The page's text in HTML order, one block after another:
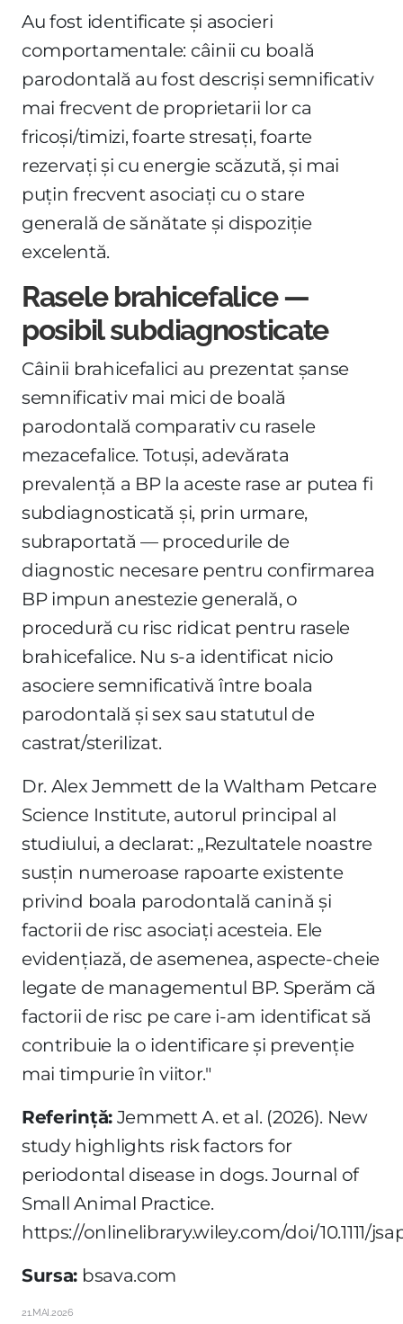
Au fost identificate și asocieri
comportamentale: câinii cu boală
parodontală au fost descriși semnificativ
mai frecvent de proprietarii lor ca
fricoși/timizi, foarte stresați, foarte
rezervați și cu energie scăzută, și mai
puțin frecvent asociați cu o stare
generală de sănătate și dispoziție
excelentă.
Rasele brahicefalice —
posibil subdiagnosticate
Câinii brahicefalici au prezentat șanse
semnificativ mai mici de boală
parodontală comparativ cu rasele
mezacefalice. Totuși, adevărata
prevalență a BP la aceste rase ar putea fi
subdiagnosticată și, prin urmare,
subraportată — procedurile de
diagnostic necesare pentru confirmarea
BP impun anestezie generală, o
procedură cu risc ridicat pentru rasele
brahicefalice. Nu s-a identificat nicio
asociere semnificativă între boala
parodontală și sex sau statutul de
castrat/sterilizat.
Dr. Alex Jemmett de la Waltham Petcare
Science Institute, autorul principal al
studiului, a declarat: „Rezultatele noastre
susțin numeroase rapoarte existente
privind boala parodontală canină și
factorii de risc asociați acesteia. Ele
evidențiază, de asemenea, aspecte-cheie
legate de managementul BP. Sperăm că
factorii de risc pe care i-am identificat să
contribuie la o identificare și prevenție
mai timpurie în viitor."
Referință:Jemmett A. et al. (2026). New
study highlights risk factors for
periodontal disease in dogs. Journal of
Small Animal Practice.
https://onlinelibrary.wiley.com/doi/10.1111/
Sursa: bsava.com
21.MAI.2026